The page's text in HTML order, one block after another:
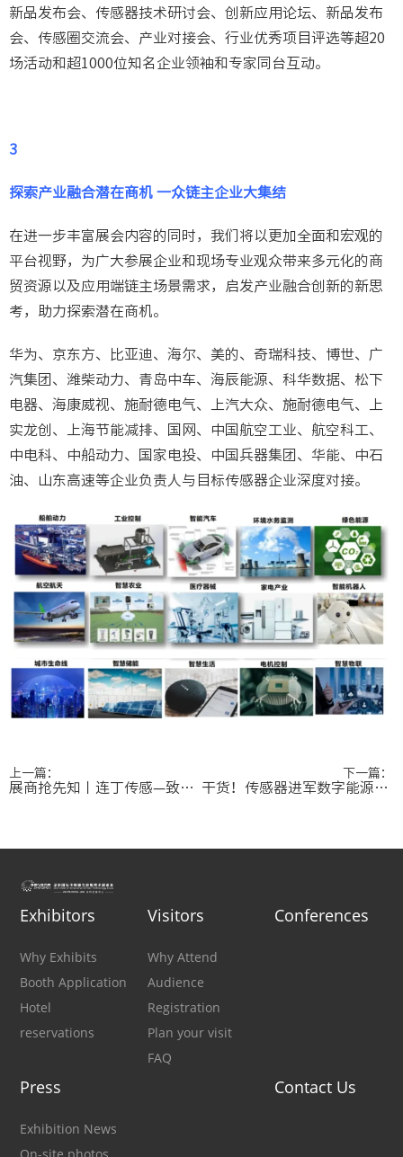
新品发布会、传感器技术研讨会、创新应用论坛、新品发布
会、传感圈交流会、产业对接会、行业优秀项目评选等超20
场活动和超1000位知名企业领袖和专家同台互动。
3
探索产业融合潜在商机 一众链主企业大集结
在进一步丰富展会内容的同时，我们将以更加全面和宏观的
平台视野，为广大参展企业和现场专业观众带来多元化的商
贸资源以及应用端链主场景需求，启发产业融合创新的新思
考，助力探索潜在商机。
华为、京东方、比亚迪、海尔、美的、奇瑞科技、博世、广
汽集团、潍柴动力、青岛中车、海辰能源、科华数据、松下
电器、海康威视、施耐德电气、上汽大众、施耐德电气、上
实龙创、上海节能减排、国网、中国航空工业、航空科工、
中电科、中船动力、国家电投、中国兵器集团、华能、中石
油、山东高速等企业负责人与目标传感器企业深度对接。
上一篇：
展商抢先知丨连丁传感—致力于智能光电气体传感技术国产替代
下一篇：
干货！传感器进军数字能源千亿市场，Sensor Shenzhen呈上最优解！
Exhibitors
Why Exhibits
Booth Application
Hotel
reservations
Visitors
Why Attend
Audience
Registration
Plan your visit
FAQ
Conferences
Press
Exhibition News
Contact Us